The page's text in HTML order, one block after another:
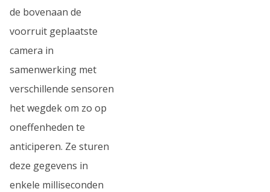
de bovenaan de
voorruit geplaatste
camera in
samenwerking met
verschillende sensoren
het wegdek om zo op
oneffenheden te
anticiperen. Ze sturen
deze gegevens in
enkele milliseconden